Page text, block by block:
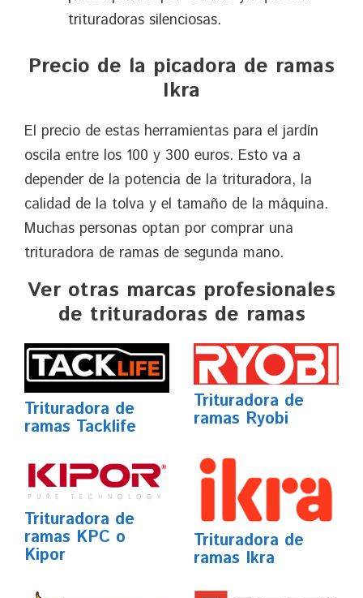
trituradoras silenciosas.
Precio de la picadora de ramas
Ikra
El precio de estas herramientas para el jardín
oscila entre los 100 y 300 euros. Esto va a
depender de la potencia de la trituradora, la
calidad de la tolva y el tamaño de la máquina.
Muchas personas optan por comprar una
trituradora de ramas de segunda mano.
Ver otras marcas profesionales
de trituradoras de ramas
Trituradora de
ramas Tacklife
Trituradora de
ramas Ryobi
Trituradora de
ramas KPC o
Kipor
Trituradora de
ramas Ikra